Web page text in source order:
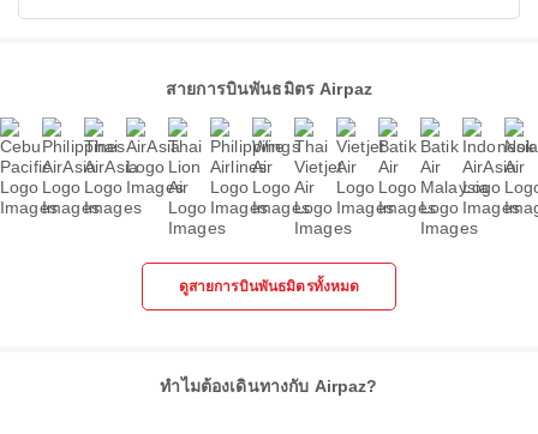
สายการบินพันธมิตร Airpaz
ดูสายการบินพันธมิตรทั้งหมด
ทำไมต้องเดินทางกับ Airpaz?